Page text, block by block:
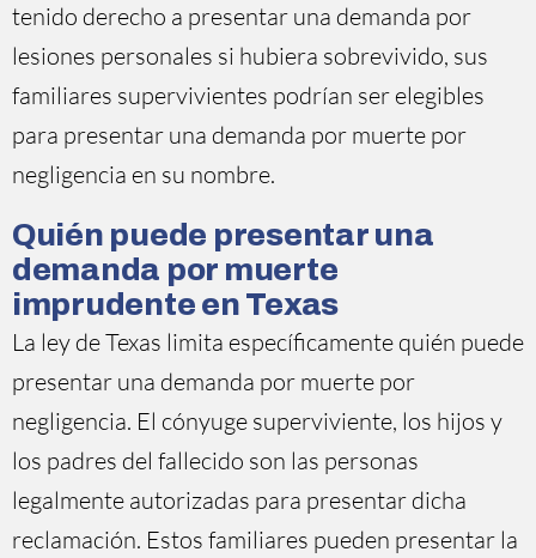
tenido derecho a presentar una demanda por
lesiones personales si hubiera sobrevivido, sus
familiares supervivientes podrían ser elegibles
para presentar una demanda por muerte por
negligencia en su nombre.
Quién puede presentar una
demanda por muerte
imprudente en Texas
La ley de Texas limita específicamente quién puede
presentar una demanda por muerte por
negligencia. El cónyuge superviviente, los hijos y
los padres del fallecido son las personas
legalmente autorizadas para presentar dicha
reclamación. Estos familiares pueden presentar la